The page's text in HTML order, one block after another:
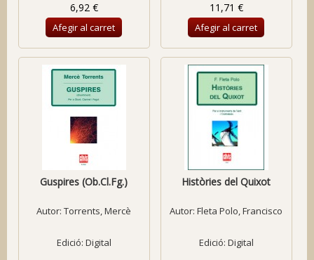
6,92 €
Afegir al carret
11,71 €
Afegir al carret
Guspires (Ob.Cl.Fg.)
Autor:Torrents, Mercè
Edició: Digital
Històries del Quixot
Autor:Fleta Polo, Francisco
Edició: Digital